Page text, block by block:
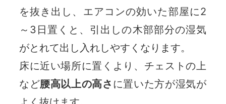
を抜き出し、エアコンの効いた部屋に2
～3日置くと、引出しの木部部分の湿気
がとれて出し入れしやすくなります。
床に近い場所に置くより、チェストの上
など腰高以上の高さ に置いた方が湿気が